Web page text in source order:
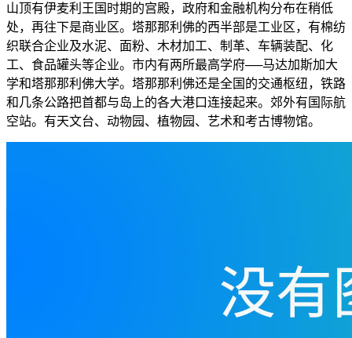
山顶有伊麦利王国时期的宫殿，政府和金融机构分布在稍低
处，再往下是商业区。塔那那利佛的西半部是工业区，有棉纺
织联合企业及水泥、面粉、木材加工、制革、车辆装配、化
工、食品罐头等企业。市内有两所最高学府──马达加斯加大
学和塔那那利佛大学。塔那那利佛还是全国的交通枢纽，铁路
和几条公路把首都与岛上的各大港口连接起来。郊外有国际航
空站。有天文台、动物园、植物园、艺术和考古博物馆。